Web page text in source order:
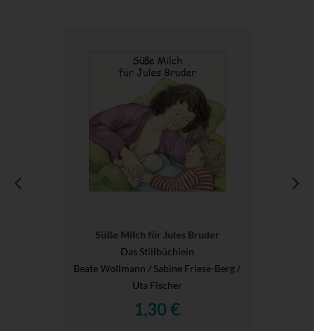
Süße Milch für Jules Bruder
Das Stillbüchlein
Beate Wollmann / Sabine Friese-Berg /
Uta Fischer
1,30 €